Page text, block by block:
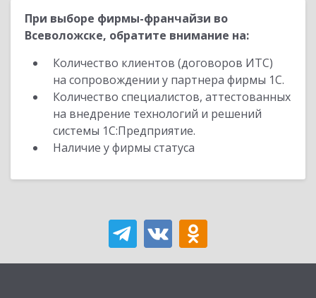
При выборе фирмы-франчайзи во
Всеволожске, обратите внимание на:
Количество клиентов (договоров ИТС)
на сопровождении у партнера фирмы 1С.
Количество специалистов, аттестованных
на внедрение технологий и решений
системы 1С:Предприятие.
Наличие у фирмы статуса